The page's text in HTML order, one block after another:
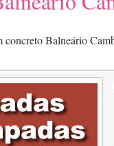
concreto Balneário